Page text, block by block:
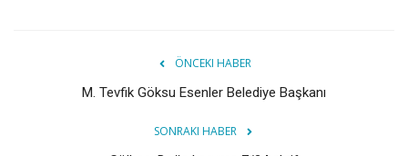
ÖNCEKI HABER
M. Tevfik Göksu Esenler Belediye Başkanı
SONRAKI HABER